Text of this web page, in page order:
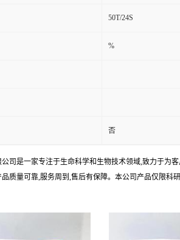
50T/24S
%
否
司是一家专注于生命科学和生物技术领域,致力于为
质量可靠,服务周到,售后有保障。本公司产品仅限科